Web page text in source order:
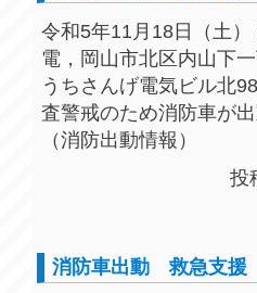
令和5年11月18日（土）
電，岡山市北区内山下
うちさんげ電気ビル北
査警戒のため消防車が
（消防出動情報）
投
消防車出動 救急支援